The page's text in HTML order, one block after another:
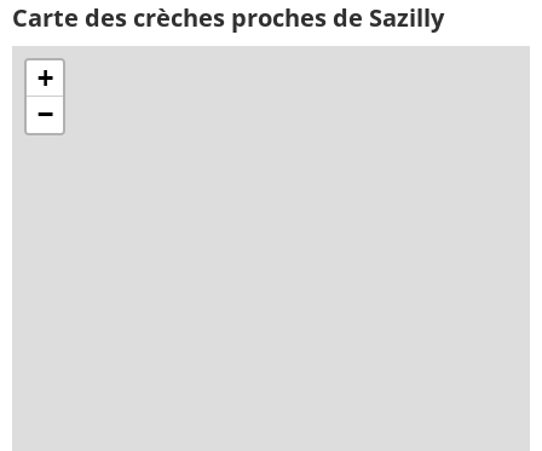
Carte des crèches proches de Sazilly
+
−